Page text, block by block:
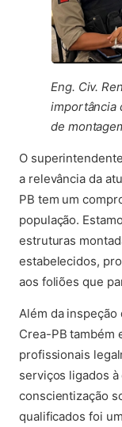
Eng. Civ.
importância
de
O
a relevância da
PB tem um
população.
estruturas
estabelecidos,
aos foliões que
Além da
Crea-PB também
profissionais
serviços ligados
conscientização
qualificados foi